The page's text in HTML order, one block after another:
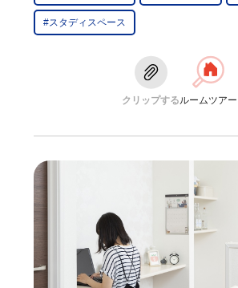
#スタディスペース
クリップするルームツアー